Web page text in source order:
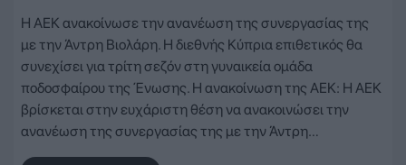
Η ΑΕΚ ανακοίνωσε την ανανέωση της συνεργασίας της
με την Άντρη Βιολάρη. Η διεθνής Κύπρια επιθετικός θα
συνεχίσει για τρίτη σεζόν στη γυναικεία ομάδα
ποδοσφαίρου της Ένωσης. Η ανακοίνωση της ΑΕΚ: Η ΑΕΚ
βρίσκεται στην ευχάριστη θέση να ανακοινώσει την
ανανέωση της συνεργασίας της με την Άντρη…